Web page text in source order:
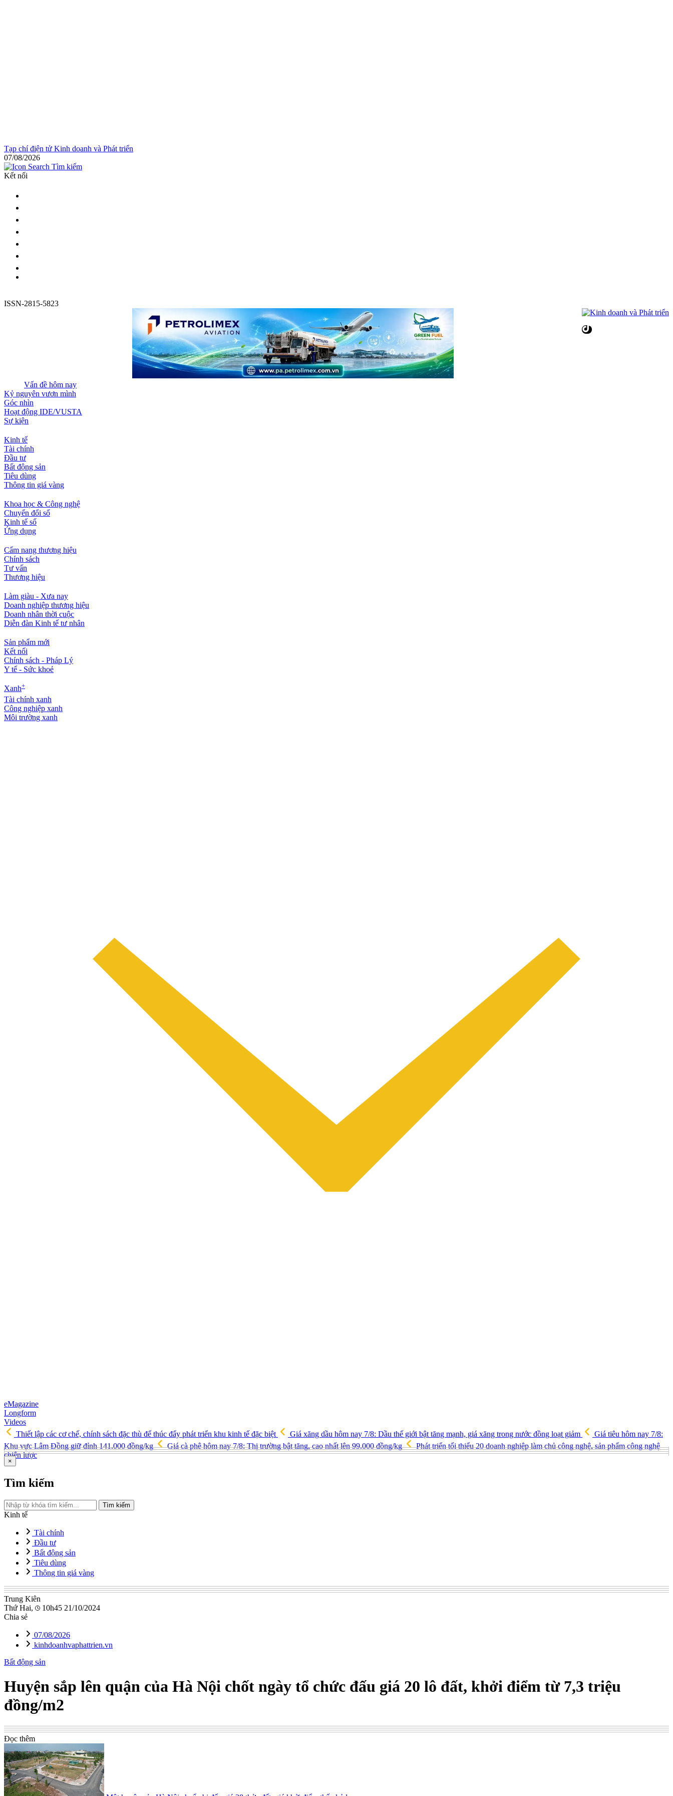
Tạp chí điện tử Kinh doanh và Phát triển
07/08/2026
Tìm kiếm
Kết nối
ISSN-2815-5823
Vấn đề hôm nay
Kỷ nguyên vươn mình
Góc nhìn
Hoạt động IDE/VUSTA
Sự kiện
Kinh tế
Tài chính
Đầu tư
Bất động sản
Tiêu dùng
Thông tin giá vàng
Khoa học & Công nghệ
Chuyển đổi số
Kinh tế số
Ứng dụng
Cẩm nang thương hiệu
Chính sách
Tư vấn
Thương hiệu
Làm giàu - Xưa nay
Doanh nghiệp thương hiệu
Doanh nhân thời cuộc
Diễn đàn Kinh tế tư nhân
Sản phẩm mới
Kết nối
Chính sách - Pháp Lý
Y tế - Sức khoẻ
Xanh+
Tài chính xanh
Công nghiệp xanh
Môi trường xanh
eMagazine
Longform
Videos
Thiết lập các cơ chế, chính sách đặc thù để thúc đẩy phát triển khu kinh tế đặc biệt
Giá xăng dầu hôm nay 7/8: Dầu thế giới bật tăng mạnh, giá xăng trong nước đồng loạt giảm
Giá tiêu hôm nay 7/8:
Khu vực Lâm Đồng giữ đỉnh 141.000 đồng/kg
Giá cà phê hôm nay 7/8: Thị trường bật tăng, cao nhất lên 99.000 đồng/kg
Phát triển tối thiểu 20 doanh nghiệp làm chủ công nghệ, sản phẩm công nghệ
chiến lược
×
Tìm kiếm
Tìm kiếm
Kinh tế
Tài chính
Đầu tư
Bất động sản
Tiêu dùng
Thông tin giá vàng
Trung Kiên
Thứ Hai,
10h45 21/10/2024
Chia sẻ
07/08/2026
kinhdoanhvaphattrien.vn
Bất động sản
Huyện sắp lên quận của Hà Nội chốt ngày tổ chức đấu giá 20 lô đất, khởi điểm từ 7,3 triệu
đồng/m2
Đọc thêm